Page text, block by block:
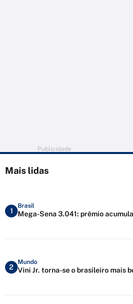
Publicidade
Mais lidas
1
Brasil
Mega-Sena 3.041: prêmio
2
Mundo
Vini Jr. torna-se o brasileiro mais